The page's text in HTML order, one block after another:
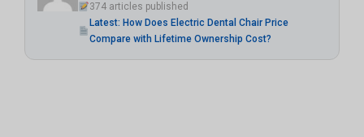
374 articles published
Latest: How Does Electric Dental Chair Price
Compare with Lifetime Ownership Cost?